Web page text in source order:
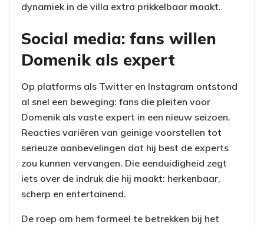
dynamiek in de villa extra prikkelbaar maakt.
Social media: fans willen
Domenik als expert
Op platforms als Twitter en Instagram ontstond
al snel een beweging: fans die pleiten voor
Domenik als vaste expert in een nieuw seizoen.
Reacties variëren van geinige voorstellen tot
serieuze aanbevelingen dat hij best de experts
zou kunnen vervangen. Die eenduidigheid zegt
iets over de indruk die hij maakt: herkenbaar,
scherp en entertainend.
De roep om hem formeel te betrekken bij het